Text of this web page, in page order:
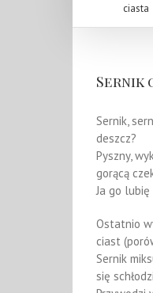
ciasta
Sernik
Sernik,
deszcz?
Pyszny,
gorącą
Ja go
Ostatnio
ciast
Sernik
się